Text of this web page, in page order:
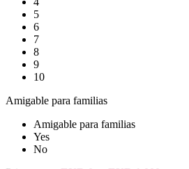
5
6
7
8
9
10
Amigable para familias
Amigable para familias
Yes
No